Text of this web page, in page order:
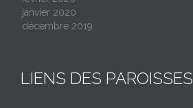
janvier 2020
décembre 2019
LIENS DES PAROISSES